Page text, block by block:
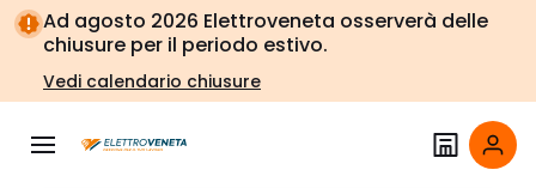
Vai alla
navigazione
Vai
alla
pagina
Ad agosto 2026 Elettroveneta osserverà delle
chiusure per il periodo estivo.
Vedi calendario chiusure